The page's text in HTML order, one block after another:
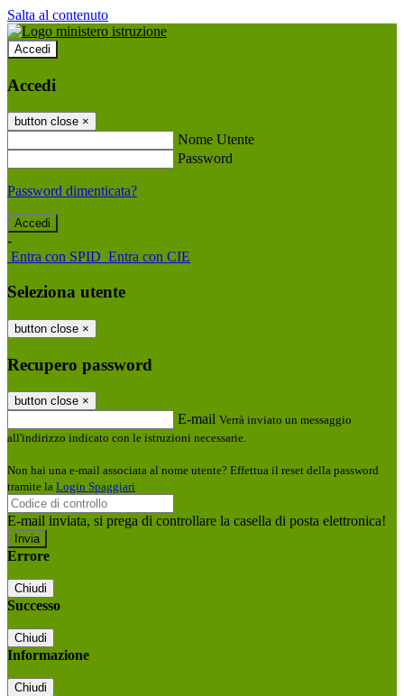
Salta al contenuto
Accedi
Accedi
button close ×
Nome Utente
Password
Password dimenticata?
-
Entra con SPID Entra con CIE
Seleziona utente
button close ×
Recupero password
button close ×
E-mail Verrà inviato un messaggio
all'indirizzo indicato con le istruzioni necessarie.
Non hai una e-mail associata al nome utente? Effettua il reset della password
tramite la Login Spaggiari
E-mail inviata, si prega di controllare la casella di posta elettronica!
Errore
Chiudi
Successo
Chiudi
Informazione
Chiudi